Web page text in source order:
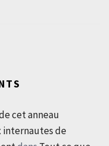
cet anneau
internautes de